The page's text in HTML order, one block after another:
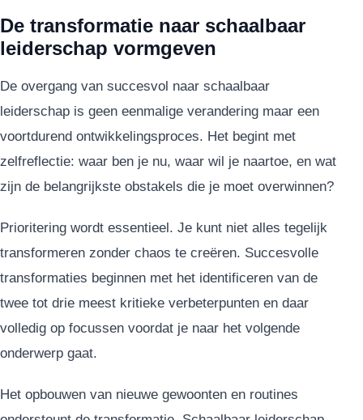
De transformatie naar schaalbaar
leiderschap vormgeven
De overgang van succesvol naar schaalbaar
leiderschap is geen eenmalige verandering maar een
voortdurend ontwikkelingsproces. Het begint met
zelfreflectie: waar ben je nu, waar wil je naartoe, en wat
zijn de belangrijkste obstakels die je moet overwinnen?
Prioritering wordt essentieel. Je kunt niet alles tegelijk
transformeren zonder chaos te creëren. Succesvolle
transformaties beginnen met het identificeren van de
twee tot drie meest kritieke verbeterpunten en daar
volledig op focussen voordat je naar het volgende
onderwerp gaat.
Het opbouwen van nieuwe gewoonten en routines